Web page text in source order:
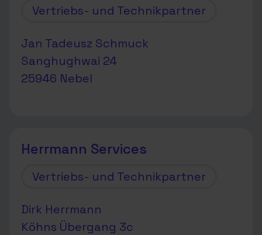
Vertriebs- und Technikpartner
Jan Tadeusz Schmuck
Sanghughwai 24
25946 Nebel
Herrmann Services
Vertriebs- und Technikpartner
Dirk Herrmann
Köhns Übergang 3c